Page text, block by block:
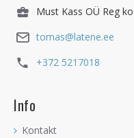
Must Kass OÜ Reg
tomas@latene.ee
+372 5217018
Info
Kontakt